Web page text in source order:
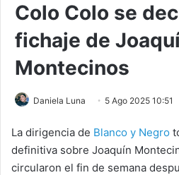
Colo Colo se
fichaje de
Montecinos
Daniela Luna 5 Ago 2025 10:51
La dirigencia de Blanco y Negro
definitiva sobre Joaquín
circularon el fin de semana